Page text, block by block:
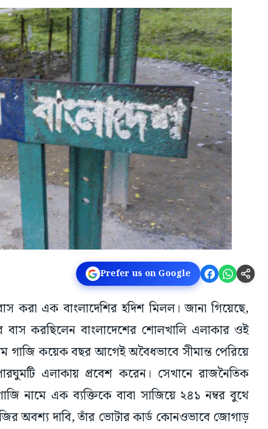
Prefer us on Google
করা এক বাংলাদেশির হদিশ মিলল। জানা গিয়েছে,
বাস করছিলেন বাংলাদেশের শোলখালি এলাকার ওই
গাজি কয়েক বছর আগেই অবৈধভাবে সীমান্ত পেরিয়ে
এলাকায় প্রবেশ করেন। সেখানে রাজনৈতিক
নামে এক ব্যক্তিকে বাবা সাজিয়ে ২৪১ নম্বর বুথে
অবশ্য দাবি, তাঁর ভোটার কার্ড কোনওভাবে জোগাড়